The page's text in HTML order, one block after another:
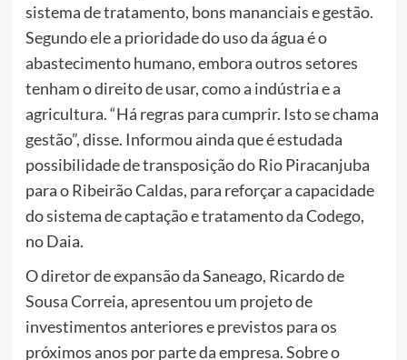
sistema de tratamento, bons mananciais e gestão.
Segundo ele a prioridade do uso da água é o
abastecimento humano, embora outros setores
tenham o direito de usar, como a indústria e a
agricultura. “Há regras para cumprir. Isto se chama
gestão”, disse. Informou ainda que é estudada
possibilidade de transposição do Rio Piracanjuba
para o Ribeirão Caldas, para reforçar a capacidade
do sistema de captação e tratamento da Codego,
no Daia.
O diretor de expansão da Saneago, Ricardo de
Sousa Correia, apresentou um projeto de
investimentos anteriores e previstos para os
próximos anos por parte da empresa. Sobre o